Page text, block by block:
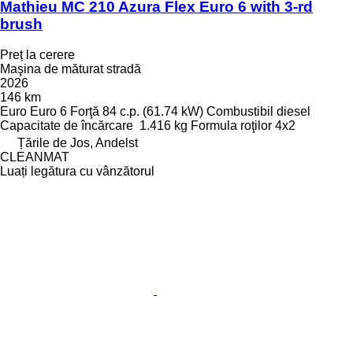
Mathieu MC 210 Azura Flex Euro 6 with 3-rd
brush
Preț la cerere
Maşina de măturat stradă
2026
146 km
Euro Euro 6 Forţă 84 c.p. (61.74 kW) Combustibil diesel
Capacitate de încărcare 1.416 kg Formula roţilor 4x2
Țările de Jos, Andelst
CLEANMAT
Luați legătura cu vânzătorul